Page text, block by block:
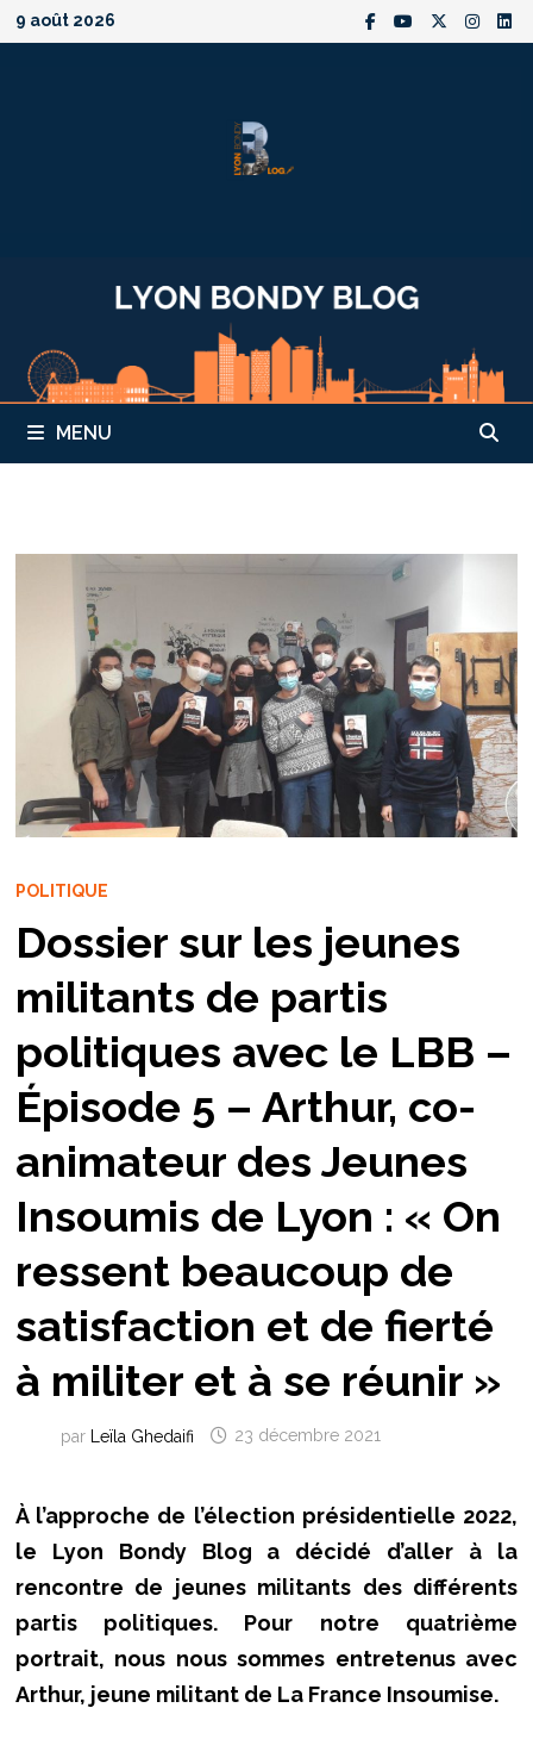
Passer
au
9 août 2026
MENU
POLITIQUE
Dossier sur les jeunes
militants de partis
politiques avec le LBB –
Épisode 5 – Arthur, co-
animateur des Jeunes
Insoumis de Lyon : « On
ressent beaucoup de
satisfaction et de fierté
à militer et à se réunir »
par Leïla Ghedaifi 23 décembre 2021
À l’approche de l’élection présidentielle 2022,
le Lyon Bondy Blog a décidé d’aller à la
rencontre de jeunes militants des différents
partis politiques. Pour notre quatrième
portrait, nous nous sommes entretenus avec
Arthur, jeune militant de La France Insoumise.